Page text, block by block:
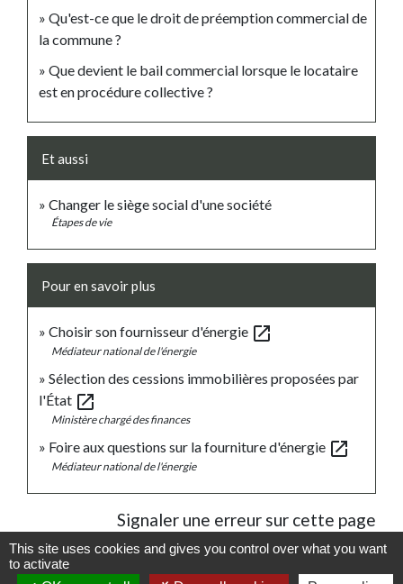
Qu'est-ce que le droit de préemption commercial de
la commune ?
Que devient le bail commercial lorsque le locataire
est en procédure collective ?
Et aussi
Changer le siège social d'une société
Étapes de vie
Pour en savoir plus
Choisir son fournisseur d'énergie open_in_new
Médiateur national de l'énergie
Sélection des cessions immobilières proposées par
l'État open_in_new
Ministère chargé des finances
Foire aux questions sur la fourniture d'énergie open_in_new
Médiateur national de l'énergie
Signaler une erreur sur cette page
This site uses cookies and gives you control over what you want
to activate